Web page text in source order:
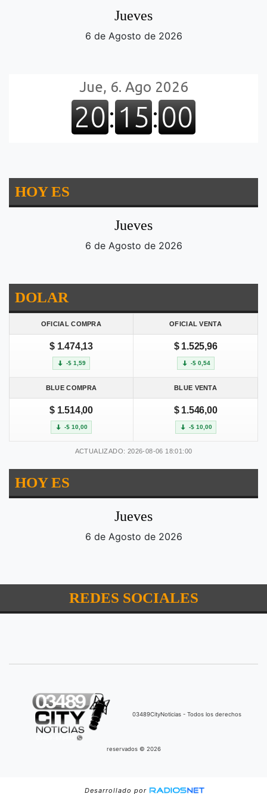
Jueves
6 de Agosto de 2026
HOY ES
Jueves
6 de Agosto de 2026
DOLAR
OFICIAL COMPRA OFICIAL VENTA
$ 1.474,13
-$ 1,59
$ 1.525,96
-$ 0,54
BLUE COMPRA BLUE VENTA
$ 1.514,00
-$ 10,00
$ 1.546,00
-$ 10,00
ACTUALIZADO: 2026-08-06 18:01:00
HOY ES
Jueves
6 de Agosto de 2026
REDES SOCIALES
03489CityNoticias - Todos los derechos
reservados © 2026
Desarrollado por